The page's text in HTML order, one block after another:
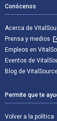
Conócenos
Acerca de
Prensa y medios
Empleos en
Eventos de
Blog de
Permite que te
Volver a la política